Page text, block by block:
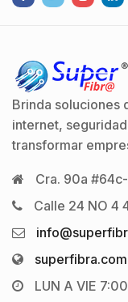
Brinda soluciones
internet,
transformar
Cra. 90a
Calle 24 NO 4
LUN A VIE